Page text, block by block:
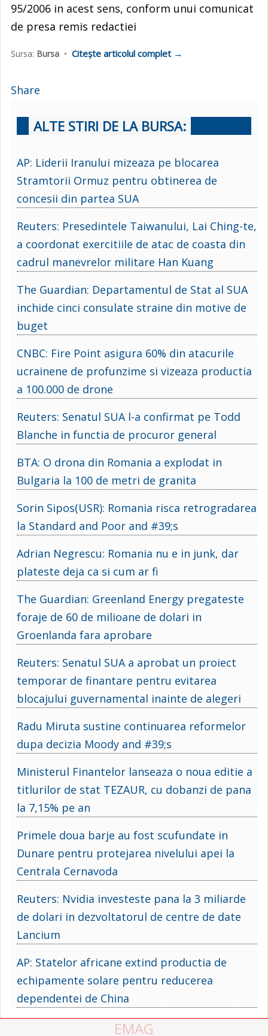
95/2006 in acest sens, conform unui comunicat
de presa remis redactiei
Sursa: Bursa • Citește articolul complet →
Share
ALTE STIRI DE LA BURSA:
AP: Liderii Iranului mizeaza pe blocarea
Stramtorii Ormuz pentru obtinerea de
concesii din partea SUA
Reuters: Presedintele Taiwanului, Lai Ching-te,
a coordonat exercitiile de atac de coasta din
cadrul manevrelor militare Han Kuang
The Guardian: Departamentul de Stat al SUA
inchide cinci consulate straine din motive de
buget
CNBC: Fire Point asigura 60% din atacurile
ucrainene de profunzime si vizeaza productia
a 100.000 de drone
Reuters: Senatul SUA l-a confirmat pe Todd
Blanche in functia de procuror general
BTA: O drona din Romania a explodat in
Bulgaria la 100 de metri de granita
Sorin Sipos(USR): Romania risca retrogradarea
la Standard and Poor and #39;s
Adrian Negrescu: Romania nu e in junk, dar
plateste deja ca si cum ar fi
The Guardian: Greenland Energy pregateste
foraje de 60 de milioane de dolari in
Groenlanda fara aprobare
Reuters: Senatul SUA a aprobat un proiect
temporar de finantare pentru evitarea
blocajului guvernamental inainte de alegeri
Radu Miruta sustine continuarea reformelor
dupa decizia Moody and #39;s
Ministerul Finantelor lanseaza o noua editie a
titlurilor de stat TEZAUR, cu dobanzi de pana
la 7,15% pe an
Primele doua barje au fost scufundate in
Dunare pentru protejarea nivelului apei la
Centrala Cernavoda
Reuters: Nvidia investeste pana la 3 miliarde
de dolari in dezvoltatorul de centre de date
Lancium
AP: Statelor africane extind productia de
echipamente solare pentru reducerea
dependentei de China
EMAG